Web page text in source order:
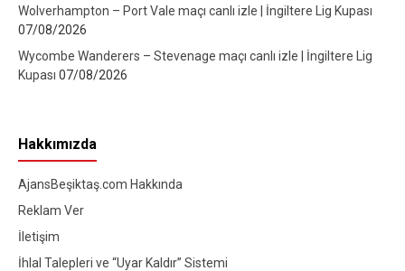
Wolverhampton – Port Vale maçı canlı izle | İngiltere Lig Kupası
07/08/2026
Wycombe Wanderers – Stevenage maçı canlı izle | İngiltere Lig
Kupası 07/08/2026
Hakkımızda
AjansBeşiktaş.com Hakkında
Reklam Ver
İletişim
İhlal Talepleri ve “Uyar Kaldır” Sistemi